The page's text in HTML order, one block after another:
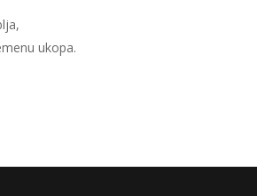
ukopa.